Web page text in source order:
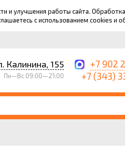
и улучшения работы сайта.
с использованием cookies и
Калинина, 155
Пн—Вс 09:00—21:00
+7 902
+7 (343)